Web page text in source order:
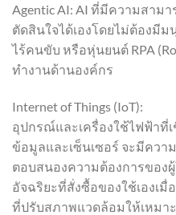
Agentic AI: AI ที่มีความสาม
ตัดสินใจได้เองโดยไม่ต้องมีม
ไร้คนขับ หรือหุ่นยนต์ RPA
ทำงานด้านองค์กร
Internet of Things (IoT):
อุปกรณ์และเครื่องใช้ไฟฟ้าที่
ข้อมูลและเซ็นเซอร์ จะมีคว
ตอบสนองความต้องการของ
อัจฉริยะที่สั่งซื้อของใช้เองเ
ที่ปรับสภาพแวดล้อมให้เหมา